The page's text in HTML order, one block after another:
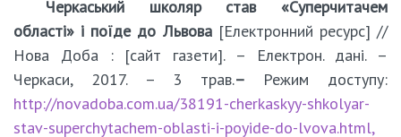
Черкаський школяр став «Суперчитачем
області» і поїде до Львова [Електронний ресурс] //
Нова Доба : [сайт газети]. – Електрон. дані. –
Черкаси, 2017. – 3 трав.– Режим доступу:
http://novadoba.com.ua/38191-cherkaskyy-shkolyar-
stav-superchytachem-oblasti-i-poyide-do-lvova.html,